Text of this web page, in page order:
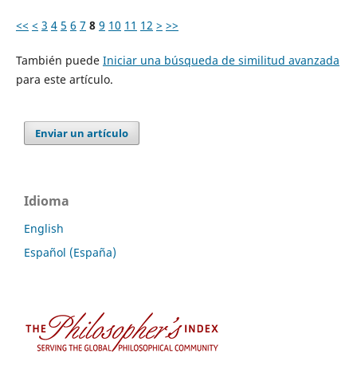
<< < 3 4 5 6 7 8 9 10 11 12 > >>
También puede Iniciar una búsqueda de similitud avanzada
para este artículo.
Enviar un artículo
Idioma
English
Español (España)